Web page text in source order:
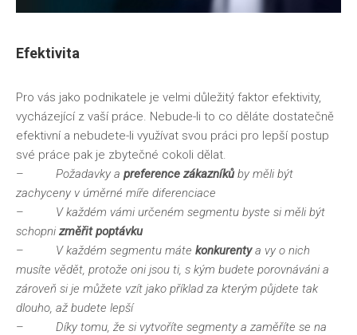
Efektivita
Pro vás jako podnikatele je velmi důležitý faktor efektivity,
vycházející z vaší práce. Nebude-li to co děláte dostatečně
efektivní a nebudete-li využívat svou práci pro lepší postup
své práce pak je zbytečné cokoli dělat.
– Požadavky a preference zákazníkůby měli být
zachyceny v úměrné míře diferenciace
– V každém vámi určeném segmentu byste si měli být
schopni změřit poptávku
– V každém segmentu máte konkurentya vy o nich
musíte vědět, protože oni jsou ti, s kým budete porovnáváni a
zároveň si je můžete vzít jako příklad za kterým půjdete tak
dlouho, až budete lepší
– Díky tomu, že si vytvoříte segmenty a zaměříte se na